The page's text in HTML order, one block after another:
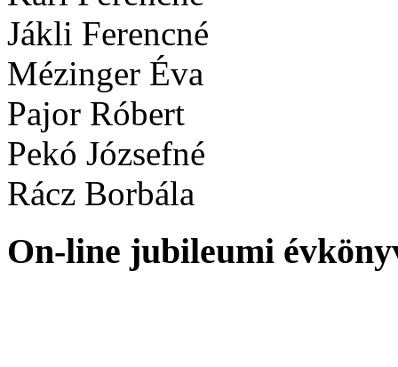
Jákli Ferencné
Mézinger Éva
Pajor Róbert
Pekó Józsefné
Rácz Borbála
On-line jubileumi